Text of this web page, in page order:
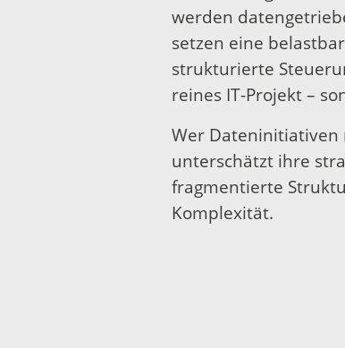
werden
setzen eine
strukturierte
reines IT-Projekt –
Wer Dateninitiativen
unterschätzt ihre
fragmentierte
Komplexität.